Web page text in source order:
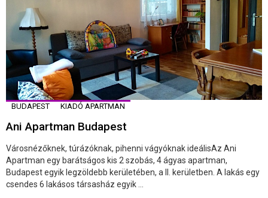
BUDAPEST KIADÓ APARTMAN
Ani Apartman Budapest
Városnézőknek, túrázóknak, pihenni vágyóknak ideálisAz Ani
Apartman egy barátságos kis 2 szobás, 4 ágyas apartman,
Budapest egyik legzöldebb kerületében, a II. kerületben. A lakás egy
csendes 6 lakásos társasház egyik ...